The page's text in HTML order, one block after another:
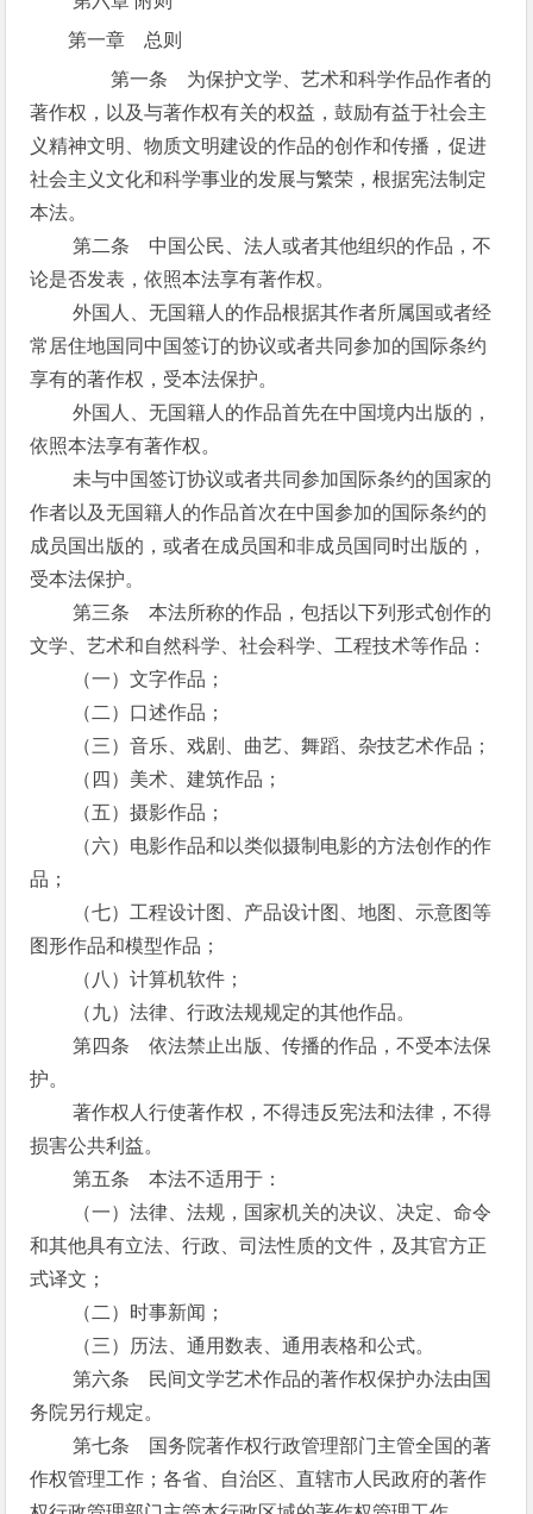
第一章 总则
第一条 为保护文学、艺术和科学作品作者的
著作权，以及与著作权有关的权益，鼓励有益于社会主
义精神文明、物质文明建设的作品的创作和传播，促进
社会主义文化和科学事业的发展与繁荣，根据宪法制定
本法。
第二条 中国公民、法人或者其他组织的作品，不
论是否发表，依照本法享有著作权。
外国人、无国籍人的作品根据其作者所属国或者经
常居住地国同中国签订的协议或者共同参加的国际条约
享有的著作权，受本法保护。
外国人、无国籍人的作品首先在中国境内出版的，
依照本法享有著作权。
未与中国签订协议或者共同参加国际条约的国家的
作者以及无国籍人的作品首次在中国参加的国际条约的
成员国出版的，或者在成员国和非成员国同时出版的，
受本法保护。
第三条 本法所称的作品，包括以下列形式创作的
文学、艺术和自然科学、社会科学、工程技术等作品：
（一）文字作品；
（二）口述作品；
（三）音乐、戏剧、曲艺、舞蹈、杂技艺术作品；
（四）美术、建筑作品；
（五）摄影作品；
（六）电影作品和以类似摄制电影的方法创作的作
品；
（七）工程设计图、产品设计图、地图、示意图等
图形作品和模型作品；
（八）计算机软件；
（九）法律、行政法规规定的其他作品。
第四条 依法禁止出版、传播的作品，不受本法保
护。
著作权人行使著作权，不得违反宪法和法律，不得
损害公共利益。
第五条 本法不适用于：
（一）法律、法规，国家机关的决议、决定、命令
和其他具有立法、行政、司法性质的文件，及其官方正
式译文；
（二）时事新闻；
（三）历法、通用数表、通用表格和公式。
第六条 民间文学艺术作品的著作权保护办法由国
务院另行规定。
第七条 国务院著作权行政管理部门主管全国的著
作权管理工作；各省、自治区、直辖市人民政府的著作